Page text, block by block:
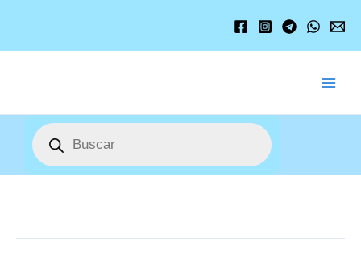
contenido
Búsqueda
de
productos